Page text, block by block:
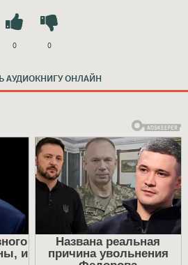
АУДИОКНИГУ ОНЛАЙН
0 0